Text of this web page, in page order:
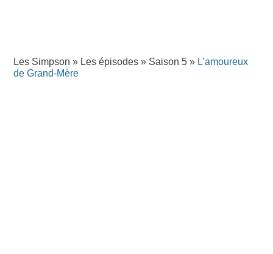
Les Simpson » Les épisodes » Saison 5 » L’amoureux
de Grand-Mère